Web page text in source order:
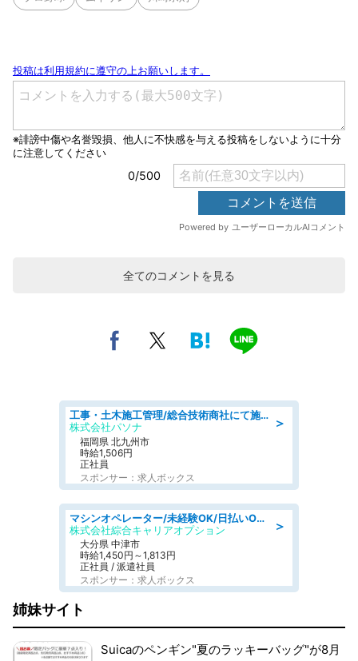
全てのコメントを見る
＞
工事・土木施工管理/総合技術商社にて施工管理のお仕事/即日勤務可/車通勤可/工事・土木施工管理/生産・品質管理
株式会社パソナ
福岡県 北九州市
時給1,506円
正社員
スポンサー：求人ボックス
＞
マシンオペレーター/未経験OK/日払いOK/交替制/20・30・40代活躍中/製造 工場
株式会社綜合キャリアオプション
大分県 中津市
時給1,450円～1,813円
正社員 / 派遣社員
スポンサー：求人ボックス
姉妹サイト
Suicaのペンギン"夏のラッキーバッグ"が8月